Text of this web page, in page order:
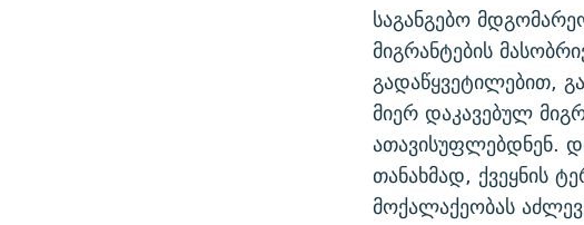
საგანგებო
მიგრანტების
გადაწყვეტილებით,
მიერ დაკავებულ
ათავისუფლებდნენ.
თანახმად, ქვეყნის
მოქალაქეობას